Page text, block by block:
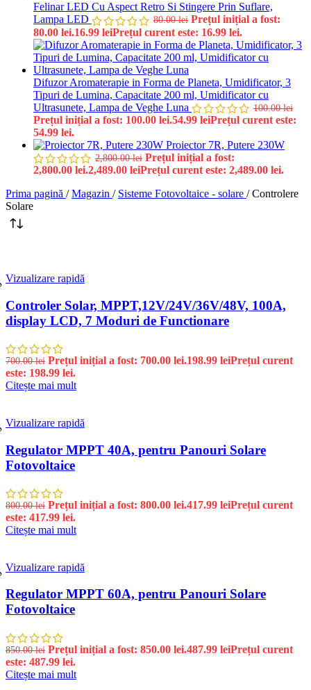
Felinar LED Cu Aspect Retro Si Stingere Prin Suflare,
Lampa LED
80.00lei Prețul inițial a fost:
80.00 lei.16.99 leiPrețul curent este: 16.99 lei.
Difuzor Aromaterapie in Forma de Planeta, Umidificator, 3
Tipuri de Lumina, Capacitate 200 ml, Umidificator cu
Ultrasunete, Lampa de Veghe Luna
100.00lei
Prețul inițial a fost: 100.00 lei.54.99 leiPrețul curent este:
54.99 lei.
Proiector 7R, Putere 230W
2,800.00lei Prețul inițial a fost:
2,800.00 lei.2,489.00 leiPrețul curent este: 2,489.00 lei.
Prima pagină / Magazin / Sisteme Fotovoltaice - solare / Controlere
Solare
Vizualizare rapidă
Controler Solar, MPPT,12V/24V/36V/48V, 100A,
display LCD, 7 Moduri de Functionare
700.00lei Prețul inițial a fost: 700.00 lei.198.99 leiPrețul curent
este: 198.99 lei.
Citește mai mult
Vizualizare rapidă
Regulator MPPT 40A, pentru Panouri Solare
Fotovoltaice
800.00lei Prețul inițial a fost: 800.00 lei.417.99 leiPrețul curent
este: 417.99 lei.
Citește mai mult
Vizualizare rapidă
Regulator MPPT 60A, pentru Panouri Solare
Fotovoltaice
850.00lei Prețul inițial a fost: 850.00 lei.487.99 leiPrețul curent
este: 487.99 lei.
Citește mai mult